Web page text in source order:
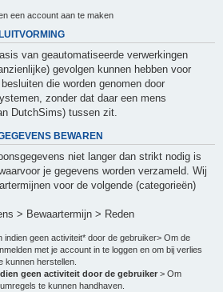
een account aan te maken
van geautomatiseerde verwerkingen
gevolgen kunnen hebben voor
die worden genomen door
zonder dat daar een mens
DutchSims) tussen zit.
BEWAREN
niet langer dan strikt nodig is
je gegevens worden verzameld. Wij
voor de volgende (categorieën)
> Bewaartermijn > Reden
indien geen activiteit* door de gebruiker> Om de
met je account in te loggen en om bij verlies
kunnen herstellen.
geen activiteit door de gebruiker > Om
te kunnen handhaven.